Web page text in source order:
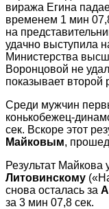
виража Егина
временем 1 мин
на
удачно выступила
Министерства
Воронцовой не
показывает второй
Среди мужчин
конькобежец-
сек. Вскоре этот
Майковым,
Результат Майкова
Литовинскому
снова осталась за
за 3 мин 07,8 сек.